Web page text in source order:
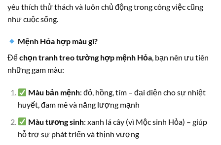
yêu thích thử thách và luôn chủ động trong công việc cũng
như cuộc sống.
Mệnh Hỏa hợp màu gì?
Đểchọn tranh treo tường hợp mệnh Hỏa, bạn nên ưu tiên
những gam màu:
Màu bản mệnh: đỏ, hồng, tím – đại diện cho sự nhiệt
huyết, đam mê và năng lượng mạnh
Màu tương sinh: xanh lá cây (vì Mộc sinh Hỏa) – giúp
hỗ trợ sự phát triển và thịnh vượng